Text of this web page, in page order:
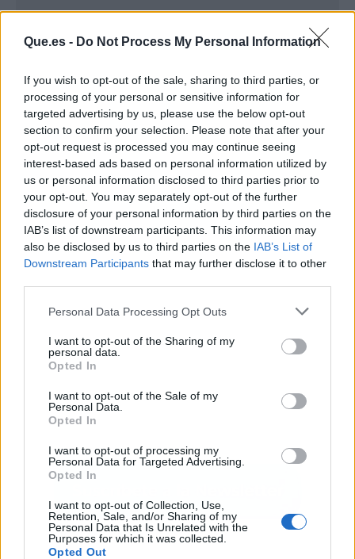
Que.es - Do Not Process My Personal Information
If you wish to opt-out of the sale, sharing to third parties, or
processing of your personal or sensitive information for
targeted advertising by us, please use the below opt-out
section to confirm your selection. Please note that after your
opt-out request is processed you may continue seeing
interest-based ads based on personal information utilized by
us or personal information disclosed to third parties prior to
your opt-out. You may separately opt-out of the further
disclosure of your personal information by third parties on the
IAB’s list of downstream participants. This information may
also be disclosed by us to third parties on the IAB’s List of
Downstream Participants that may further disclose it to other
Personal Data Processing Opt Outs
I want to opt-out of the Sharing of my
personal data.
Opted In
I want to opt-out of the Sale of my
Personal Data.
Opted In
I want to opt-out of processing my
Personal Data for Targeted Advertising.
Opted In
I want to opt-out of Collection, Use,
Retention, Sale, and/or Sharing of my
Personal Data that Is Unrelated with the
Purposes for which it was collected.
Opted Out
Publicidad